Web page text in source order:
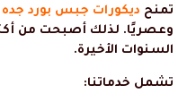
تمنح ديكورات جبس بورد جده
وعصريًا. لذلك أصبحت من
السنوات الأخيرة.
تشمل خدماتنا: